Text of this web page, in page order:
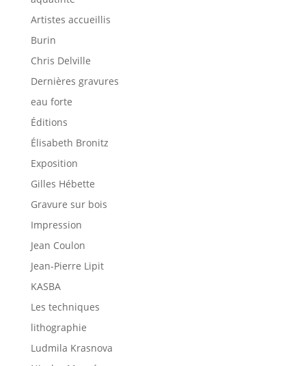
Artistes accueillis
Burin
Chris Delville
Dernières gravures
eau forte
Éditions
Élisabeth Bronitz
Exposition
Gilles Hébette
Gravure sur bois
Impression
Jean Coulon
Jean-Pierre Lipit
KASBA
Les techniques
lithographie
Ludmila Krasnova